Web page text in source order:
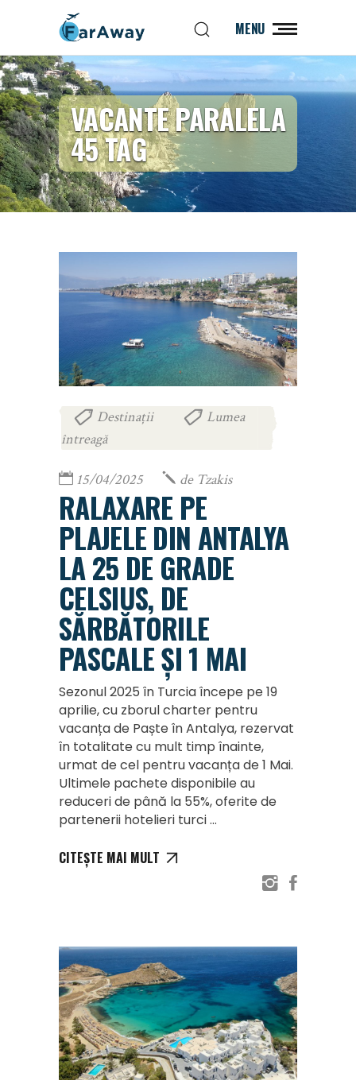
MENU
VACANTE PARALELA
45 TAG
Destinații
Lumea
întreagă
15/04/2025 de Tzakis
RALAXARE PE
PLAJELE DIN ANTALYA
LA 25 DE GRADE
CELSIUS, DE
SĂRBĂTORILE
PASCALE ȘI 1 MAI
Sezonul 2025 în Turcia începe pe 19
aprilie, cu zborul charter pentru
vacanța de Paște în Antalya, rezervat
în totalitate cu mult timp înainte,
urmat de cel pentru vacanța de 1 Mai.
Ultimele pachete disponibile au
reduceri de până la 55%, oferite de
partenerii hotelieri turci
CITEȘTE MAI MULT